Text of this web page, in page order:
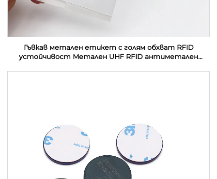
Гъвкав метален етикет с голям обхват RFID
устойчивост Метален UHF RFID антиметален